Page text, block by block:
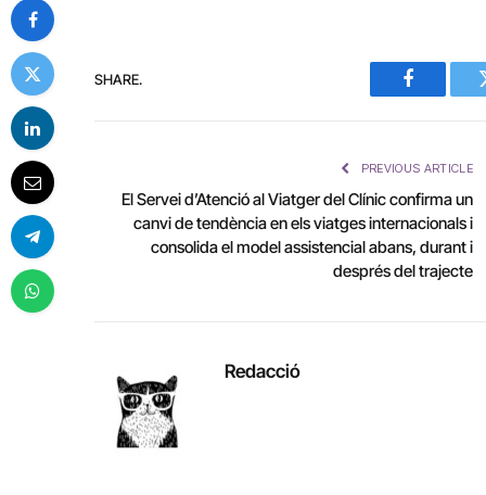
SHARE.
Facebook
PREVIOUS ARTICLE
El Servei d’Atenció al Viatger del Clínic confirma un
canvi de tendència en els viatges internacionals i
consolida el model assistencial abans, durant i
després del trajecte
Redacció